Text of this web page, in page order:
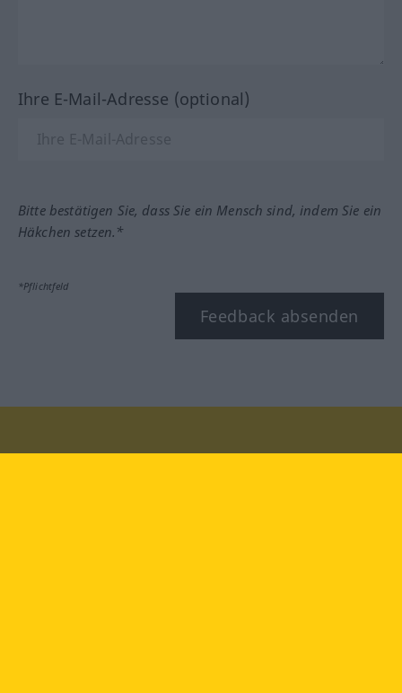
Ihre E-Mail-Adresse (optional)
Bitte bestätigen Sie, dass Sie ein Mensch sind, indem Sie ein
Häkchen setzen.*
*Pflichtfeld
Feedback absenden